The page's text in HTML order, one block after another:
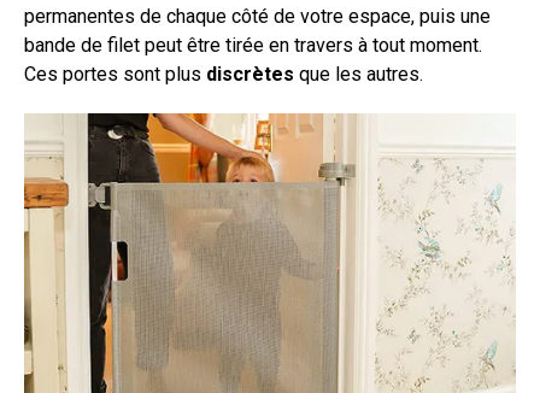
permanentes de chaque côté de votre espace, puis une
bande de filet peut être tirée en travers à tout moment.
Ces portes sont plus discrètes que les autres.